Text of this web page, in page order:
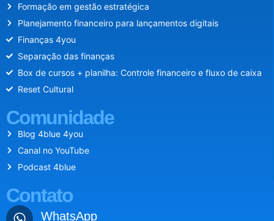
Formação em gestão estratégica
Planejamento financeiro para lançamentos digitais
Finanças 4you
Separação das finanças
Box de cursos + planilha: Controle financeiro e fluxo de caixa
Reset Cultural
Comunidade
Blog 4blue 4you
Canal no YouTube
Podcast 4blue
Contato
WhatsApp